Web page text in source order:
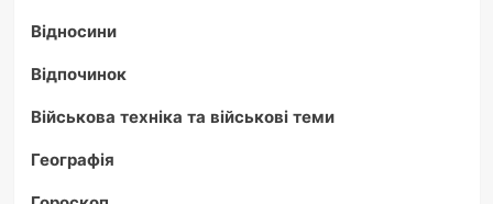
Відносини
Відпочинок
Військова техніка та військові теми
Географія